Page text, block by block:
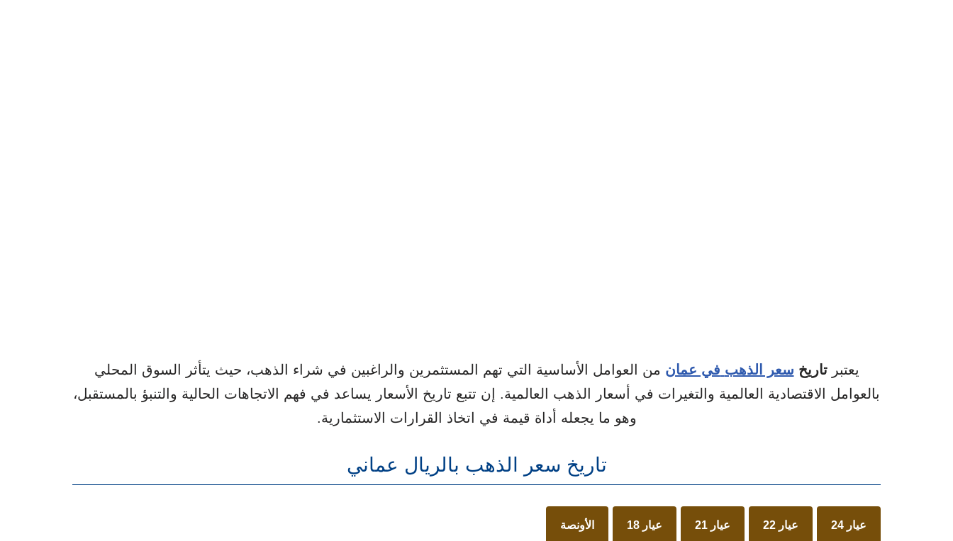
يعتبرتاريخ سعر الذهب في عمان من العوامل الأساسية التي تهم المستثمرين والراغبين في شراء الذهب، حيث يتأثر السوق المحلي
بالعوامل الاقتصادية العالمية والتغيرات في أسعار الذهب العالمية. إن تتبع تاريخ الأسعار يساعد في فهم الاتجاهات الحالية والتنبؤ بالمستقبل،
وهو ما يجعله أداة قيمة في اتخاذ القرارات الاستثمارية.
تاريخ سعر الذهب بالريال عماني
عيار 24 عيار 22 عيار 21 عيار 18 الأونصة